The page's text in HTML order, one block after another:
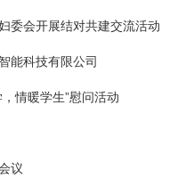
委会开展结对共建交流活动
能科技有限公司
情暖学生”慰问活动
议